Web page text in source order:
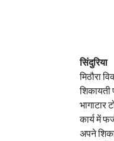
सिंदुरिया
मिठौरा
शिकायती
भागाटार
कार्य में
अपने